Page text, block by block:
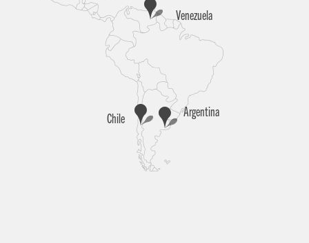
Venezuela
Argentina
Chile